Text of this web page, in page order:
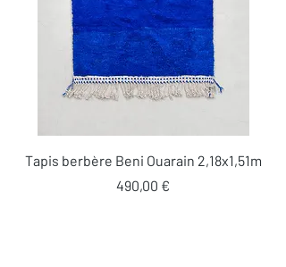
Tapis berbère Beni Ouarain 2,18x1,51m
Prix
490,00 €